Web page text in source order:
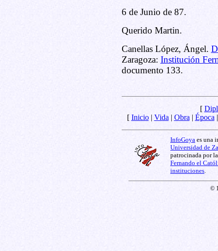
6 de Junio de 87.
Querido Martin.
Canellas López, Ángel.
Zaragoza: Institución
documento 133.
[
[ Inicio| Vida | Obra | Época
InfoGoya es una
Universidad de
patrocinada por
Fernando el
instituciones
©